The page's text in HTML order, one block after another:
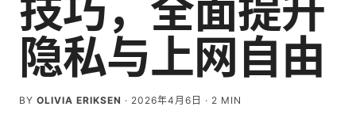
技巧，全面提升
隐私与上网自由
BY OLIVIA ERIKSEN · 2026年4月6日 · 2 MIN